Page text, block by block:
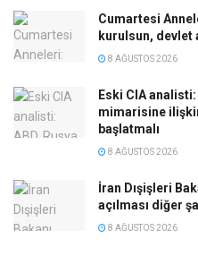
Cumartesi
kurulsun, devlet
8 AĞUSTOS 2026
Eski CIA
mimarisine
başlatmalı
8 AĞUSTOS 2026
İran Dışişleri
açılması diğer
8 AĞUSTOS 2026